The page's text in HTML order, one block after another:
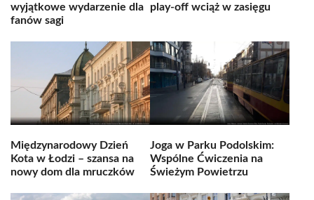
wyjątkowe wydarzenie dla
fanów sagi
play-off wciąż w zasięgu
Międzynarodowy Dzień
Kota w Łodzi – szansa na
nowy dom dla mruczków
Joga w Parku Podolskim:
Wspólne Ćwiczenia na
Świeżym Powietrzu